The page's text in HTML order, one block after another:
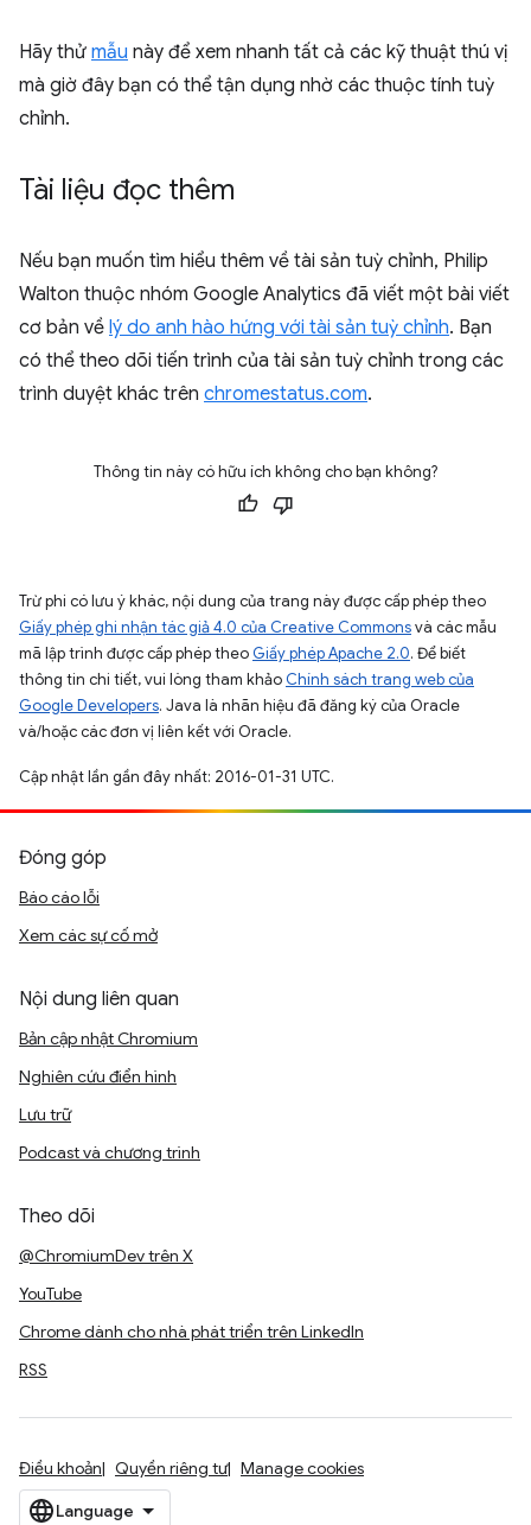
Hãy thử mẫu này để xem nhanh tất cả các kỹ thuật thú vị
mà giờ đây bạn có thể tận dụng nhờ các thuộc tính tuỳ
chỉnh.
Tài liệu đọc thêm
Nếu bạn muốn tìm hiểu thêm về tài sản tuỳ chỉnh, Philip
Walton thuộc nhóm Google Analytics đã viết một bài viết
cơ bản về lý do anh hào hứng với tài sản tuỳ chỉnh. Bạn
có thể theo dõi tiến trình của tài sản tuỳ chỉnh trong các
trình duyệt khác trên chromestatus.com.
Thông tin này có hữu ích không cho bạn không?
Trừ phi có lưu ý khác, nội dung của trang này được cấp phép theo
Giấy phép ghi nhận tác giả 4.0 của Creative Commonsvà các mẫu
mã lập trình được cấp phép theo Giấy phép Apache 2.0. Để biết
thông tin chi tiết, vui lòng tham khảo Chính sách trang web của
Google Developers. Java là nhãn hiệu đã đăng ký của Oracle
và/hoặc các đơn vị liên kết với Oracle.
Cập nhật lần gần đây nhất: 2016-01-31 UTC.
Đóng góp
Báo cáo lỗi
Xem các sự cố mở
Nội dung liên quan
Bản cập nhật Chromium
Nghiên cứu điển hình
Lưu trữ
Podcast và chương trình
Theo dõi
@ChromiumDev trên X
YouTube
Chrome dành cho nhà phát triển trên LinkedIn
RSS
Điều khoản Quyền riêng tư Manage cookies